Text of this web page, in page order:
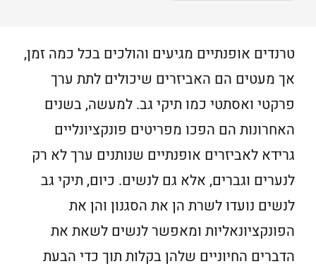
טרנדים אופנתיים מגיעים והולכים בכל כמה זמן,
אך מעטים הם האביזרים שיכולים לתת ערך
פרקטי ואסתטי כמו תיקי גב. למעשה, בשנים
האחרונות הם הפכו מפריטים פונקציונליים
גרידא לאביזרים אופנתיים שנותנים ערך לא רק
לנערים וגברים, אלא גם לנשים. כיום, תיקי גב
לנשים נועדו לשרת הן את הסגנון והן את
הפונקציונאליות ומאפשר לנשים לשאת את
הדברים החיוניים שלהן בקלות תוך כדי הבעת